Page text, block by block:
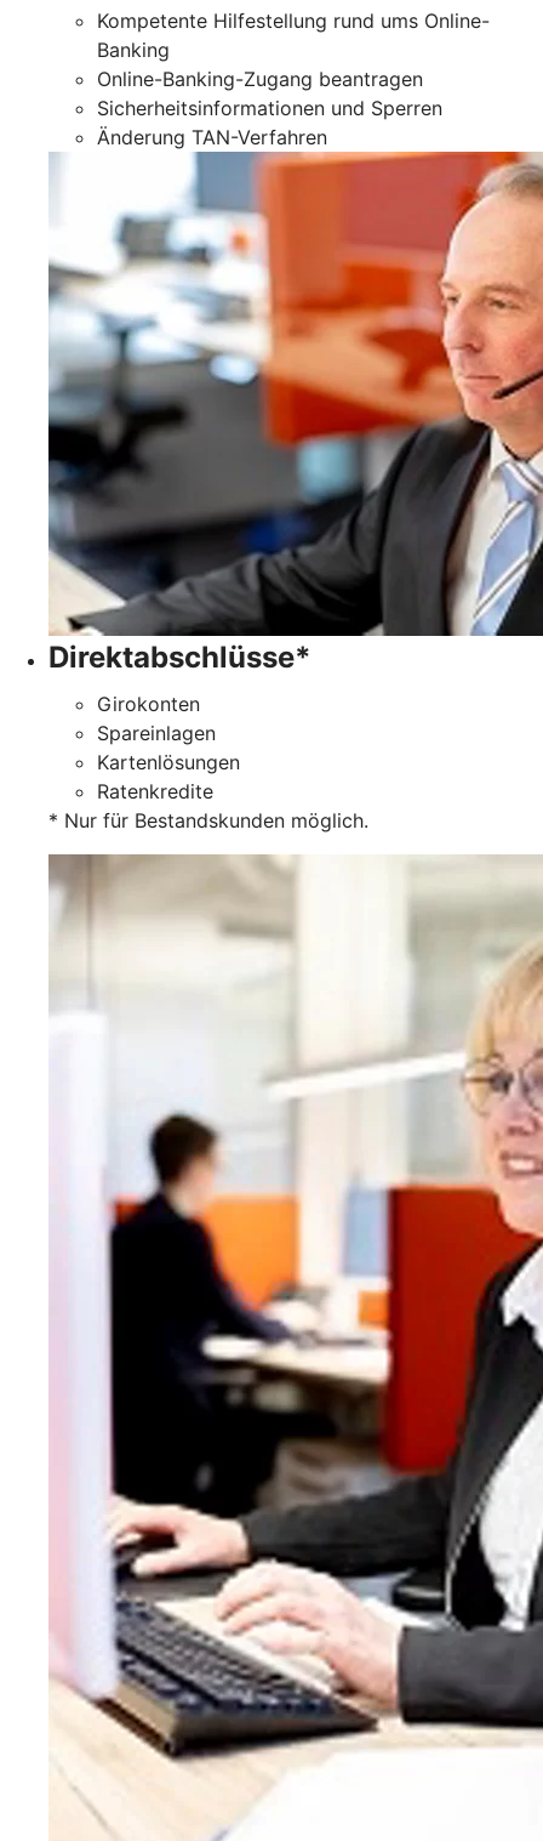
Kompetente Hilfestellung rund ums Online-
Banking
Online-Banking-Zugang beantragen
Sicherheitsinformationen und Sperren
Änderung TAN-Verfahren
Direktabschlüsse*
Girokonten
Spareinlagen
Kartenlösungen
Ratenkredite
* Nur für Bestandskunden möglich.